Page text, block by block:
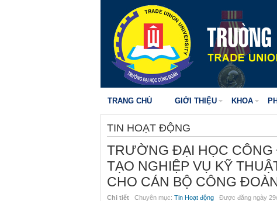
TRANG CHỦ GIỚI THIỆU KHOA
TIN HOẠT ĐỘNG
TRƯỜNG ĐẠI HỌC
TẠO NGHIỆP VỤ KỸ
CHO CÁN BỘ CÔNG
Chi tiết Chuyên mục: Tin Hoạt động Được đăng ngày